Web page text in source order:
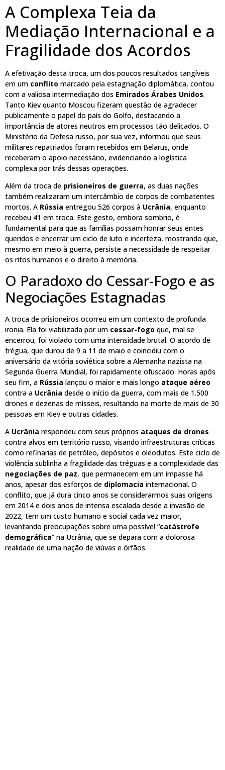
A Complexa Teia da
Mediação Internacional e a
Fragilidade dos Acordos
A efetivação desta troca, um dos poucos resultados tangíveis
em um conflito marcado pela estagnação diplomática, contou
com a valiosa intermediação dos Emirados Árabes Unidos.
Tanto Kiev quanto Moscou fizeram questão de agradecer
publicamente o papel do país do Golfo, destacando a
importância de atores neutros em processos tão delicados. O
Ministério da Defesa russo, por sua vez, informou que seus
militares repatriados foram recebidos em Belarus, onde
receberam o apoio necessário, evidenciando a logística
complexa por trás dessas operações.
Além da troca de prisioneiros de guerra, as duas nações
também realizaram um intercâmbio de corpos de combatentes
mortos. A Rússia entregou 526 corpos à Ucrânia, enquanto
recebeu 41 em troca. Este gesto, embora sombrio, é
fundamental para que as famílias possam honrar seus entes
queridos e encerrar um ciclo de luto e incerteza, mostrando que,
mesmo em meio à guerra, persiste a necessidade de respeitar
os ritos humanos e o direito à memória.
O Paradoxo do Cessar-Fogo e as
Negociações Estagnadas
A troca de prisioneiros ocorreu em um contexto de profunda
ironia. Ela foi viabilizada por um cessar-fogo que, mal se
encerrou, foi violado com uma intensidade brutal. O acordo de
trégua, que durou de 9 a 11 de maio e coincidiu com o
aniversário da vitória soviética sobre a Alemanha nazista na
Segunda Guerra Mundial, foi rapidamente ofuscado. Horas após
seu fim, a Rússia lançou o maior e mais longo ataque aéreo
contra a Ucrânia desde o início da guerra, com mais de 1.500
drones e dezenas de mísseis, resultando na morte de mais de 30
pessoas em Kiev e outras cidades.
A Ucrânia respondeu com seus próprios ataques de drones
contra alvos em território russo, visando infraestruturas críticas
como refinarias de petróleo, depósitos e oleodutos. Este ciclo de
violência sublinha a fragilidade das tréguas e a complexidade das
negociações de paz, que permanecem em um impasse há
anos, apesar dos esforços de diplomacia internacional. O
conflito, que já dura cinco anos se considerarmos suas origens
em 2014 e dois anos de intensa escalada desde a invasão de
2022, tem um custo humano e social cada vez maior,
levantando preocupações sobre uma possível “catástrofe
demográfica” na Ucrânia, que se depara com a dolorosa
realidade de uma nação de viúvas e órfãos.